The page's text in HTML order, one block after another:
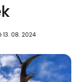
08. 2024